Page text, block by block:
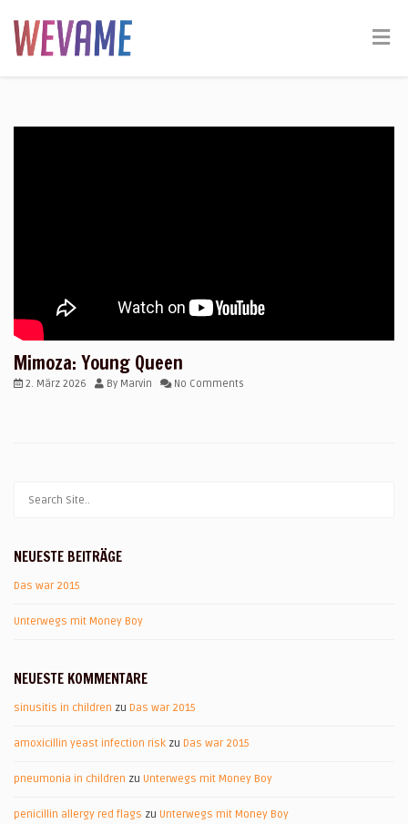
Mimoza: Young Queen
2. März 2026 By Marvin No Comments
NEUESTE BEITRÄGE
Das war 2015
Unterwegs mit Money Boy
NEUESTE KOMMENTARE
sinusitis in children zu Das war 2015
amoxicillin yeast infection risk zu Das war 2015
pneumonia in children zu Unterwegs mit Money Boy
penicillin allergy red flags zu Unterwegs mit Money Boy